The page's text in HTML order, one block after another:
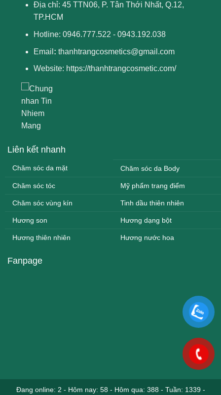
Địa chỉ: 45 TTN06, P. Tân Thới Nhất, Q.12,
TP.HCM
Hotline: 0946.777.522 - 0943.192.038
Email : thanhtrangcosmetics@gmail.com
Website: https://thanhtrangcosmetic.com/
Liên kết nhanh
Chăm sóc da mặt Chăm sóc da Body
Chăm sóc tóc Mỹ phẩm trang điểm
Chăm sóc vùng kín Tinh dầu thiên nhiên
Hương son Hương dạng bột
Hương thiên nhiên Hương nước hoa
Fanpage
Đang online: 2 - Hôm nay: 58 - Hôm qua: 388 - Tuần: 1339-